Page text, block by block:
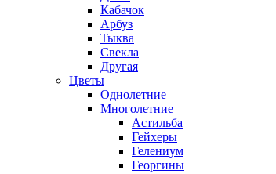
Кабачок
Арбуз
Тыква
Свекла
Другая
Цветы
Однолетние
Многолетние
Астильба
Гейхеры
Гелениум
Георгины